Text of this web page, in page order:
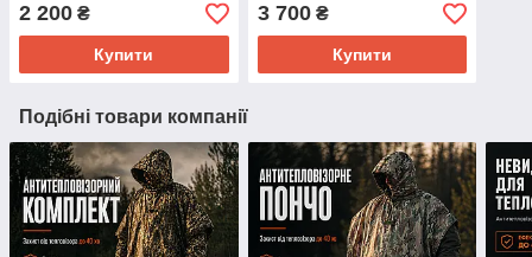
військових
2 200 ₴
Купити
тепловізора
3 700₴
Купити
Подібні товари компанії